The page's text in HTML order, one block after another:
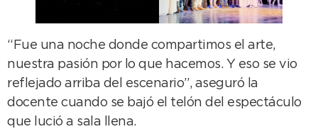
“Fue una noche donde compartimos el arte,
nuestra pasión por lo que hacemos. Y eso se vio
reflejado arriba del escenario”, aseguró la
docente cuando se bajó el telón del espectáculo
que lució a sala llena.